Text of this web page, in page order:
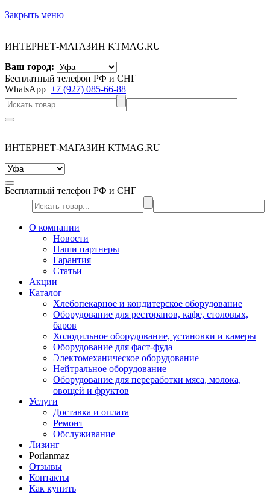
Закрыть меню
ИНТЕРНЕТ-МАГАЗИН KTMAG.RU
Ваш город:
Бесплатный телефон РФ и СНГ
WhatsApp +7 (927) 085-66-88
ИНТЕРНЕТ-МАГАЗИН KTMAG.RU
Бесплатный телефон РФ и СНГ
О компании
Новости
Наши партнеры
Гарантия
Статьи
Акции
Каталог
Хлебопекарное и кондитерское оборудование
Оборудование для ресторанов, кафе, столовых,
баров
Холодильное оборудование, установки и камеры
Оборудование для фаст-фуда
Электомеханическое оборудование
Нейтральное оборудование
Оборудование для переработки мяса, молока,
овощей и фруктов
Услуги
Доставка и оплата
Ремонт
Обслуживание
Лизинг
Porlanmaz
Отзывы
Контакты
Как купить